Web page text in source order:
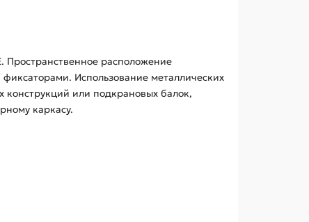
Пространственное расположение
Использование металлических
или подкрановых балок,
каркасу.